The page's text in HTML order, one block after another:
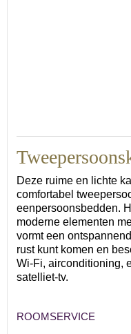
Deze ruime en lichte
comfortabel
eenpersoonsbedden.
moderne elementen
vormt een
rust kunt komen en
Wi-Fi, airconditioning,
satelliet-tv.
ROOMSERVICE